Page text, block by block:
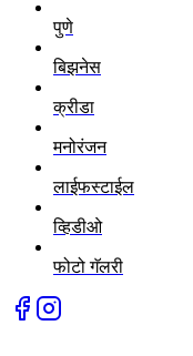
पुणे
बिझनेस
क्रीडा
मनोरंजन
लाईफस्टाईल
व्हिडीओ
फोटो गॅलरी